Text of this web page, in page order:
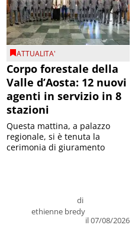
ATTUALITA'
Corpo forestale della
Valle d’Aosta: 12 nuovi
agenti in servizio in 8
stazioni
di
ethienne bredy
il 07/08/2026
Questa mattina, a palazzo
regionale, si è tenuta la
cerimonia di giuramento